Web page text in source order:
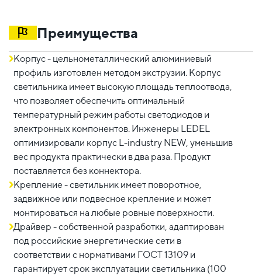
Преимущества
Корпус - цельнометаллический алюминиевый
профиль изготовлен методом экструзии. Корпус
светильника имеет высокую площадь теплоотвода,
что позволяет обеспечить оптимальный
температурный режим работы светодиодов и
электронных компонентов. Инженеры LEDEL
оптимизировали корпус L-industry NEW, уменьшив
вес продукта практически в два раза. Продукт
поставляется без коннектора.
Крепление - светильник имеет поворотное,
задвижное или подвесное крепление и может
монтироваться на любые ровные поверхности.
Драйвер - собственной разработки, адаптирован
под российские энергетические сети в
соответствии с нормативами ГОСТ 13109 и
гарантирует срок эксплуатации светильника (100